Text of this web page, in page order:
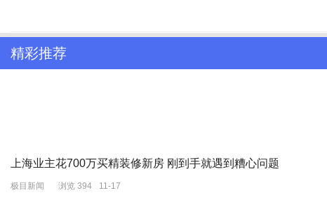
GREEN BELT
精彩推荐
上海业主花700万买精装修新房 刚到手就遇到糟心问题
极目新闻 浏览 394 11-17